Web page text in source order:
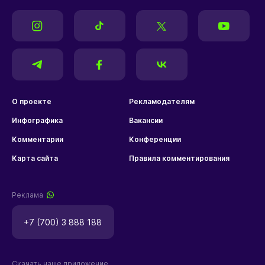
О проекте Рекламодателям
Инфографика Вакансии
Комментарии Конференции
Карта сайта Правила комментирования
Реклама
+7 (700) 3 888 188